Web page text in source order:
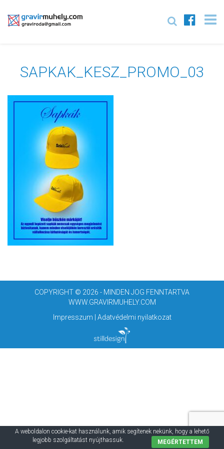
SAPKAK_KESZ_PROMO_03
COPYRIGHT © 2026 - MINDEN JOG FENNTARTVA
WWW.GRAVIRMUHELY.COM
Impresszum
Adatvédelmi nyilatkozat
A weboldalon cookie-kat használunk, amik segítenek nekünk, hogy a lehető
legjobb szolgáltatást nyújthassuk.
MEGÉRTETTEM